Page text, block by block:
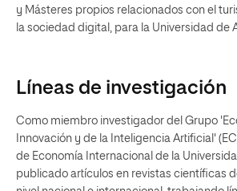
y Másteres propios relacionados con el
la sociedad digital, para la Universidad de
Líneas de investigación
Como miembro investigador del Grupo
Innovación y de la Inteligencia Artificial'
de Economía Internacional de la
publicado artículos en revistas científicas